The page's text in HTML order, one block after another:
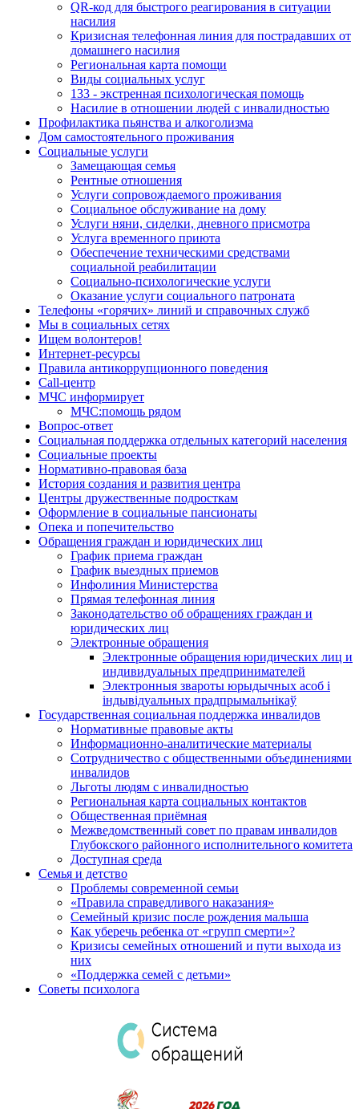
QR-код для быстрого реагирования в ситуации
насилия
Кризисная телефонная линия для пострадавших от
домашнего насилия
Региональная карта помощи
Виды социальных услуг
133 - экстренная психологическая помощь
Насилие в отношении людей с инвалидностью
Профилактика пьянства и алкоголизма
Дом самостоятельного проживания
Социальные услуги
Замещающая семья
Рентные отношения
Услуги сопровождаемого проживания
Социальное обслуживание на дому
Услуги няни, сиделки, дневного присмотра
Услуга временного приюта
Обеспечение техническими средствами
социальной реабилитации
Социально-психологические услуги
Оказание услуги социального патроната
Телефоны «горячих» линий и справочных служб
Мы в социальных сетях
Ищем волонтеров!
Интернет-ресурсы
Правила антикоррупционного поведения
Call-центр
МЧС информирует
МЧС:помощь рядом
Вопрос-ответ
Социальная поддержка отдельных категорий населения
Социальные проекты
Нормативно-правовая база
История создания и развития центра
Центры дружественные подросткам
Оформление в социальные пансионаты
Опека и попечительство
Обращения граждан и юридических лиц
График приема граждан
График выездных приемов
Инфолиния Министерства
Прямая телефонная линия
Законодательство об обращениях граждан и
юридических лиц
Электронные обращения
Электронные обращения юридических лиц и
индивидуальных предпринимателей
Электронныя звароты юрыдычных асоб і
індывідуальных прадпрымальнікаў
Государственная социальная поддержка инвалидов
Нормативные правовые акты
Информационно-аналитические материалы
Сотрудничество с общественными объединениями
инвалидов
Льготы людям с инвалидностью
Региональная карта социальных контактов
Общественная приёмная
Межведомственный совет по правам инвалидов
Глубокского районного исполнительного комитета
Доступная среда
Семья и детство
Проблемы современной семьи
«Правила справедливого наказания»
Семейный кризис после рождения малыша
Как уберечь ребенка от «групп смерти»?
Кризисы семейных отношений и пути выхода из
них
«Поддержка семей с детьми»
Советы психолога